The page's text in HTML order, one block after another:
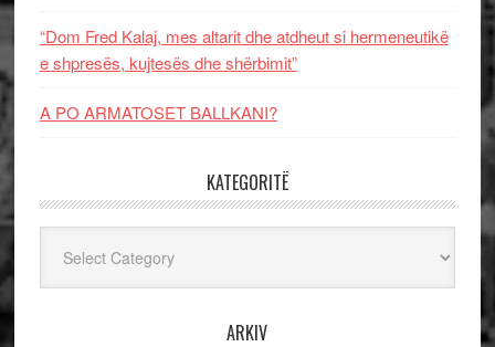
“Dom Fred Kalaj, mes altarit dhe atdheut si hermeneutikë
e shpresës, kujtesës dhe shërbimit”
A PO ARMATOSET BALLKANI?
KATEGORITË
ARKIV